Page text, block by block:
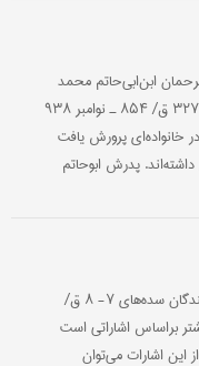
ابن‌ابی‌حاتم محمد
بن ادریس تمیمی حنظلی رازی (۲۴۰ - محرم ۳۲۷ ق/ ۸۵۴ ـ نوامبر ۹۳۸
خانواده‌ای پرورش یافت
پدرش ابوحاتم
اَبَرْقوهی، شمس‌الدین ابراهیم، از عارفان و نویسندگان سده‌های ۷- ۸ ق/
بیشتر بر‌اساس اشاراتی است
این اشارات می‌توان